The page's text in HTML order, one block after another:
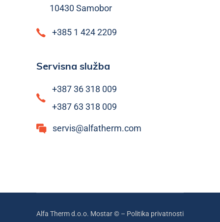
10430 Samobor
+385 1 424 2209
Servisna služba
+387 36 318 009
+387 63 318 009
servis@alfatherm.com
Alfa Therm d.o.o. Mostar © – Politika privatnosti